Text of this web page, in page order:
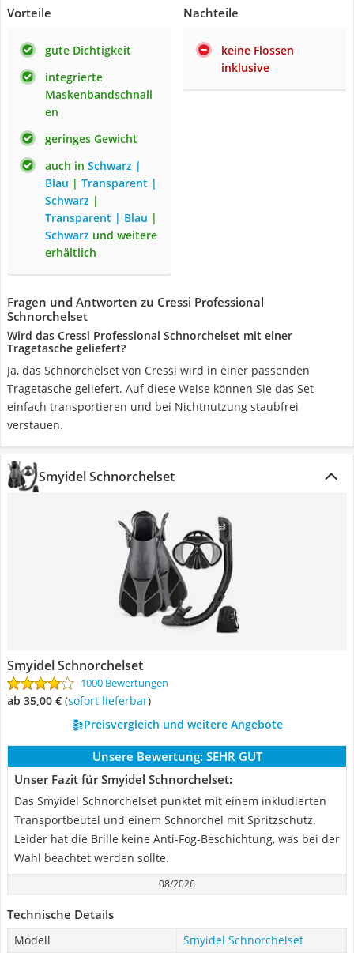
Vorteile
gute Dichtigkeit
integrierte
Maskenbandschnall
en
geringes Gewicht
auch in Schwarz |
Blau | Transparent |
Schwarz |
Transparent | Blau |
Schwarz und weitere
erhältlich
Nachteile
keine Flossen
inklusive
Fragen und Antworten zu Cressi Professional
Schnorchelset
Wird das Cressi Professional Schnorchelset mit einer
Tragetasche geliefert?
Ja, das Schnorchelset von Cressi wird in einer passenden
Tragetasche geliefert. Auf diese Weise können Sie das Set
einfach transportieren und bei Nichtnutzung staubfrei
verstauen.
Smyidel Schnorchelset
Smyidel Schnorchelset
1000 Bewertungen
ab 35,00 € ( Sofort lieferbar)
Preisvergleich und weitere Angebote
Unsere Bewertung: SEHR GUT
Unser Fazit für Smyidel Schnorchelset:
Das Smyidel Schnorchelset punktet mit einem inkludierten
Transportbeutel und einem Schnorchel mit Spritzschutz.
Leider hat die Brille keine Anti-Fog-Beschichtung, was bei der
Wahl beachtet werden sollte.
08/2026
Technische Details
Modell Smyidel Schnorchelset